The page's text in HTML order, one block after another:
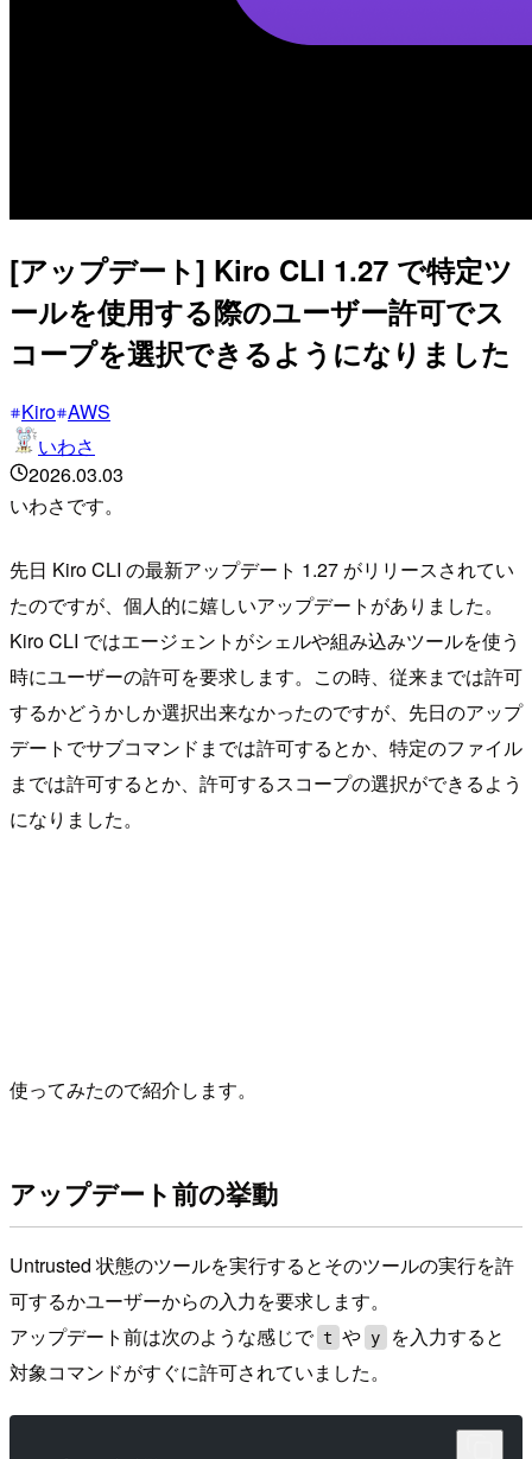
[アップデート] Kiro CLI 1.27 で特定ツ
ールを使用する際のユーザー許可でス
コープを選択できるようになりました
Kiro AWS
いわさ
2026.03.03
いわさです。
先日 Kiro CLI の最新アップデート 1.27 がリリースされてい
たのですが、個人的に嬉しいアップデートがありました。
Kiro CLI ではエージェントがシェルや組み込みツールを使う
時にユーザーの許可を要求します。この時、従来までは許可
するかどうかしか選択出来なかったのですが、先日のアップ
デートでサブコマンドまでは許可するとか、特定のファイル
までは許可するとか、許可するスコープの選択ができるよう
になりました。
使ってみたので紹介します。
アップデート前の挙動
Untrusted 状態のツールを実行するとそのツールの実行を許
可するかユーザーからの入力を要求します。
アップデート前は次のような感じで t や y
を入力すると
対象コマンドがすぐに許可されていました。